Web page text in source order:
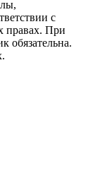
с
правах. При
обязательна.